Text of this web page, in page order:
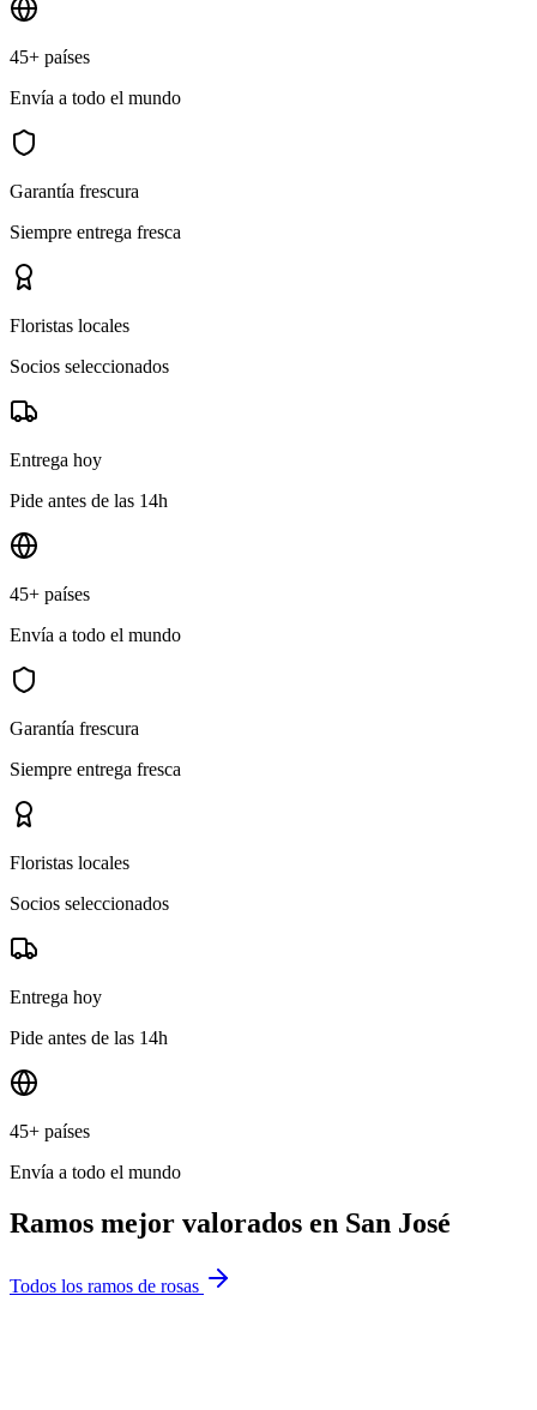
45+ países
Envía a todo el mundo
Garantía frescura
Siempre entrega fresca
Floristas locales
Socios seleccionados
Entrega hoy
Pide antes de las 14h
45+ países
Envía a todo el mundo
Garantía frescura
Siempre entrega fresca
Floristas locales
Socios seleccionados
Entrega hoy
Pide antes de las 14h
45+ países
Envía a todo el mundo
Ramos mejor valorados en San José
Todos los ramos de rosas